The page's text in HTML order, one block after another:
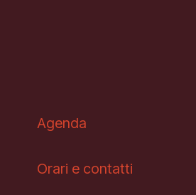
Agenda
Orari e contatti